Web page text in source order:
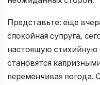
Представьте: еще
спокойная супруга,
настоящую стихийную
становятся
переменчивая погода.